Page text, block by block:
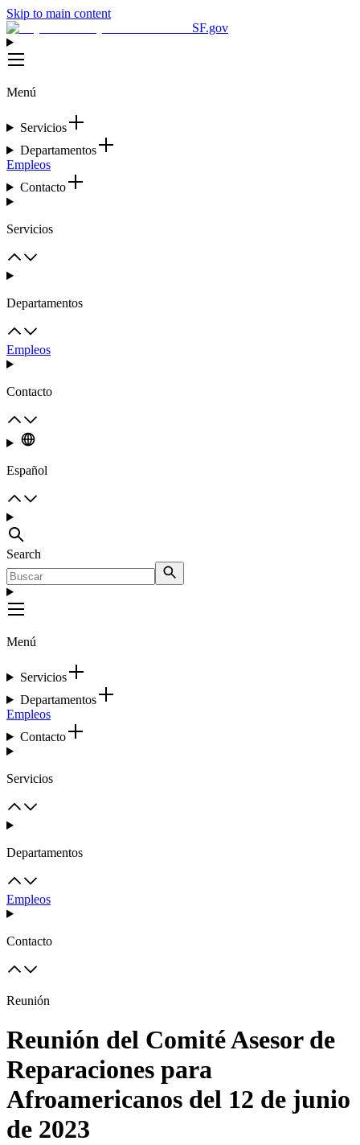
Skip to main content
SF.gov
Menú
Servicios
Departamentos
Empleos
Contacto
Servicios
Departamentos
Empleos
Contacto
Español
Search
Menú
Servicios
Departamentos
Empleos
Contacto
Servicios
Departamentos
Empleos
Contacto
Reunión
Reunión del Comité Asesor de
Reparaciones para
Afroamericanos del 12 de junio
de 2023